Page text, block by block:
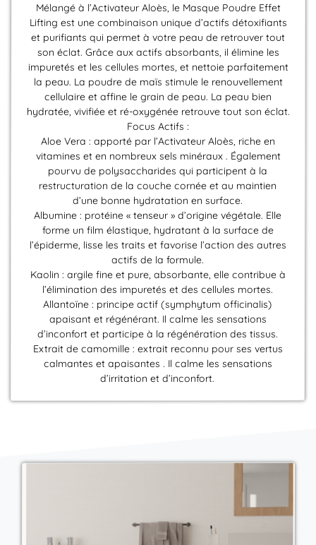
Mélangé à l’Activateur Aloès, le Masque Poudre Effet
Lifting est une combinaison unique d’actifs détoxifiants
et purifiants qui permet à votre peau de retrouver tout
son éclat. Grâce aux actifs absorbants, il élimine les
impuretés et les cellules mortes, et nettoie parfaitement
la peau. La poudre de maïs stimule le renouvellement
cellulaire et affine le grain de peau. La peau bien
hydratée, vivifiée et ré-oxygénée retrouve tout son éclat.
Focus Actifs :
Aloe Vera : apporté par l’Activateur Aloès, riche en
vitamines et en nombreux sels minéraux . Également
pourvu de polysaccharides qui participent à la
restructuration de la couche cornée et au maintien
d’une bonne hydratation en surface.
Albumine : protéine « tenseur » d’origine végétale. Elle
forme un film élastique, hydratant à la surface de
l’épiderme, lisse les traits et favorise l’action des autres
actifs de la formule.
Kaolin : argile fine et pure, absorbante, elle contribue à
l’élimination des impuretés et des cellules mortes.
Allantoïne : principe actif (symphytum officinalis)
apaisant et régénérant. Il calme les sensations
d’inconfort et participe à la régénération des tissus.
Extrait de camomille : extrait reconnu pour ses vertus
calmantes et apaisantes . Il calme les sensations
d’irritation et d’inconfort.